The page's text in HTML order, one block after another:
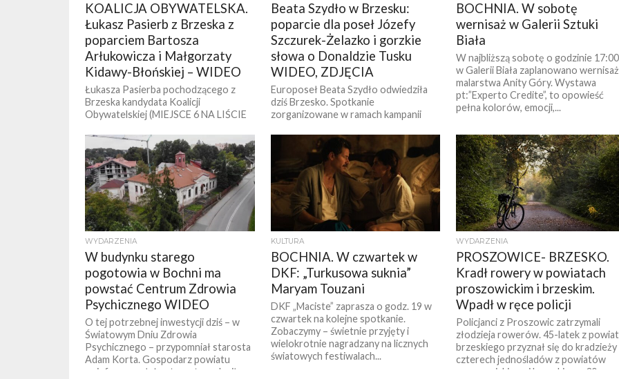
KOALICJA OBYWATELSKA.
Łukasz Pasierb z Brzeska z
poparciem Bartosza
Arłukowicza i Małgorzaty
Kidawy-Błońskiej – WIDEO
Łukasza Pasierba pochodzącego z
Brzeska kandydata Koalicji
Obywatelskiej (MIEJSCE 6 NA LIŚCIE
popiera Bartosz Arłukowicz, były
minister...
Beata Szydło w Brzesku:
poparcie dla poseł Józefy
Szczurek-Żelazko i gorzkie
słowa o Donaldzie Tusku
WIDEO, ZDJĘCIA
Europoseł Beata Szydło odwiedziła
dziś Brzesko. Spotkanie
zorganizowane w ramach kampanii
wydarzeniu uczestniczyły posłanki
PiS: Józefa...
BOCHNIA. W sobotę
wernisaż w Galerii Sztuki
Biała
W najbliższą sobotę o godzinie 17:00
w Galerii Biała zaplanowano wernisaż
malarstwa Anity Góry. Wystawa
pt:”Experto Credite”, to opowieść
pełna kolorów, emocji,...
WYDARZENIA
W budynku starego
pogotowia w Bochni ma
powstać Centrum Zdrowia
Psychicznego WIDEO
O tej potrzebnej inwestycji dziś – w
Światowym Dniu Zdrowia
Psychicznego – przypomniał starosta
Adam Korta. Gospodarz powiatu
poinformował, że starostwo zleciło...
KULTURA
BOCHNIA. W czwartek w
DKF: „Turkusowa suknia”
Maryam Touzani
DKF „Maciste” zaprasza o godz. 19 w
czwartek na kolejne spotkanie.
Zobaczymy – świetnie przyjęty i
wielokrotnie nagradzany na licznych
światowych festiwalach...
WYDARZENIA
PROSZOWICE- BRZESKO.
Kradł rowery w powiatach
proszowickim i brzeskim.
Wpadł w ręce policji
Policjanci z Proszowic zatrzymali
złodzieja rowerów. 45-latek z
brzeskiego przyznał się do kradzieży
czterech jednośladów z powiatów
proszowickiego i brzeskiego. 30...